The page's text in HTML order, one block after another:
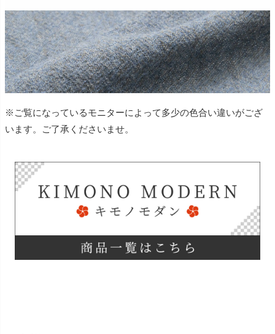
※ご覧になっているモニターによって多少の色合い違いがござ
います。ご了承くださいませ。